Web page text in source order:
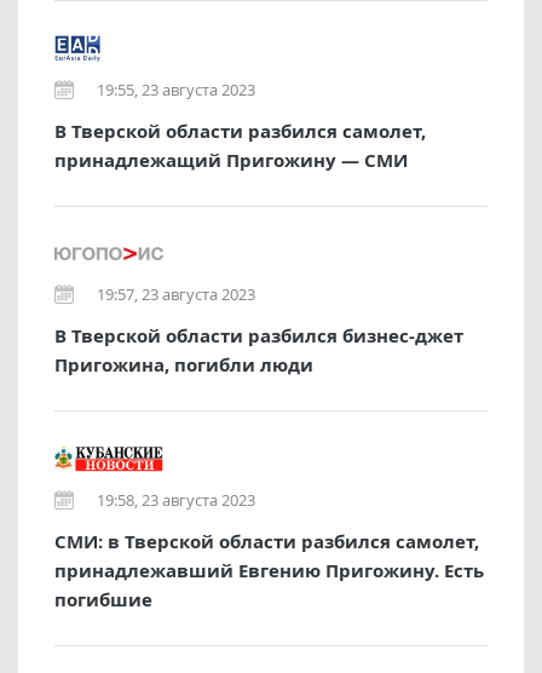
19:55, 23 августа 2023
В Тверской области разбился самолет,
принадлежащий Пригожину — СМИ
19:57, 23 августа 2023
В Тверской области разбился бизнес-джет
Пригожина, погибли люди
19:58, 23 августа 2023
СМИ: в Тверской области разбился самолет,
принадлежавший Евгению Пригожину. Есть
погибшие